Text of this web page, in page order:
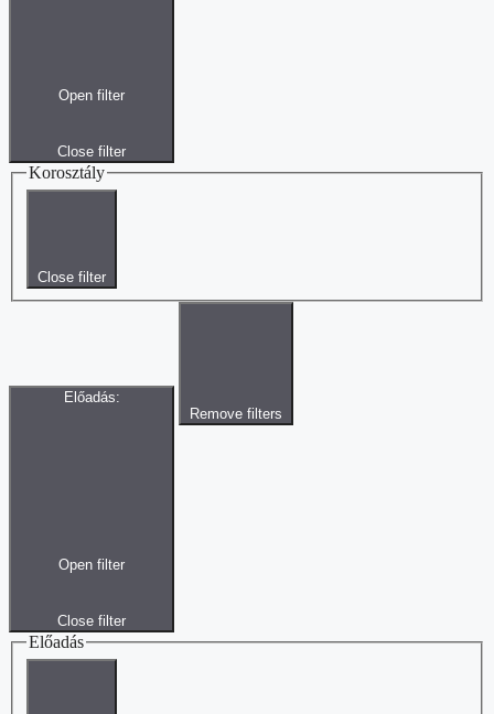
Open filter
Close filter
Korosztály
Close filter
Előadás:
Open filter
Close filter
Remove filters
Előadás